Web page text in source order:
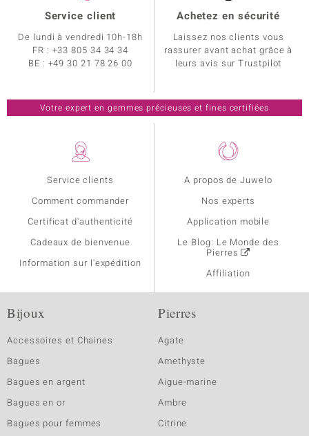
Service clients
Comment commander
Certificat d'authenticité
Cadeaux de bienvenue
Information sur l'expédition
A propos de Juwelo
Nos experts
Application mobile
Le Blog: Le Monde des
Pierres
Affiliation
Service client
De lundi à vendredi 10h-18h
FR : +33 805 34 34 34
BE : +49 30 21 78 26 00
Achetez en sécurité
Laissez nos clients vous
rassurer avant achat grâce à
leurs avis sur Trustpilot
Votre expert en gemmes précieuses et fines certifiées
Bijoux
Accessoires et Chaines
Bagues
Bagues en argent
Bagues en or
Bagues pour femmes
Pierres
Agate
Amethyste
Aigue-marine
Ambre
Citrine